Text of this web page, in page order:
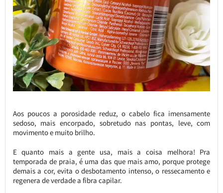
Aos poucos a porosidade reduz, o cabelo fica imensamente
sedoso, mais encorpado, sobretudo nas pontas, leve, com
movimento e muito brilho.
E quanto mais a gente usa, mais a coisa melhora! Pra
temporada de praia, é uma das que mais amo, porque protege
demais a cor, evita o desbotamento intenso, o ressecamento e
regenera de verdade a fibra capilar.